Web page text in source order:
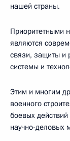
нашей страны.
Приоритетными
являются
связи, защиты и
системы и
Этим и многим
военного
боевых
научно-деловых